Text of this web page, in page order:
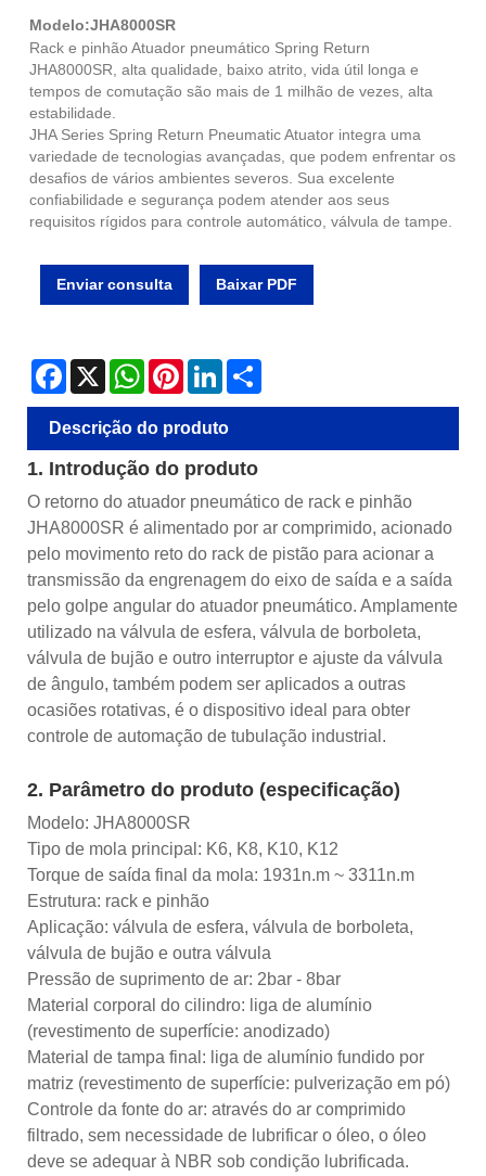
Modelo:JHA8000SR
Rack e pinhão Atuador pneumático Spring Return
JHA8000SR, alta qualidade, baixo atrito, vida útil longa e
tempos de comutação são mais de 1 milhão de vezes, alta
estabilidade.
JHA Series Spring Return Pneumatic Atuator integra uma
variedade de tecnologias avançadas, que podem enfrentar os
desafios de vários ambientes severos. Sua excelente
confiabilidade e segurança podem atender aos seus
requisitos rígidos para controle automático, válvula de tampe.
Enviar consulta Baixar PDF
Facebook
X WhatsAppPinterestLinkedIn
Descrição do produto
1. Introdução do produto
O retorno do atuador pneumático de rack e pinhão
JHA8000SR é alimentado por ar comprimido, acionado
pelo movimento reto do rack de pistão para acionar a
transmissão da engrenagem do eixo de saída e a saída
pelo golpe angular do atuador pneumático. Amplamente
utilizado na válvula de esfera, válvula de borboleta,
válvula de bujão e outro interruptor e ajuste da válvula
de ângulo, também podem ser aplicados a outras
ocasiões rotativas, é o dispositivo ideal para obter
controle de automação de tubulação industrial.
2. Parâmetro do produto (especificação)
Modelo: JHA8000SR
Tipo de mola principal: K6, K8, K10, K12
Torque de saída final da mola: 1931n.m ~ 3311n.m
Estrutura: rack e pinhão
Aplicação: válvula de esfera, válvula de borboleta,
válvula de bujão e outra válvula
Pressão de suprimento de ar: 2bar - 8bar
Material corporal do cilindro: liga de alumínio
(revestimento de superfície: anodizado)
Material de tampa final: liga de alumínio fundido por
matriz (revestimento de superfície: pulverização em pó)
Controle da fonte do ar: através do ar comprimido
filtrado, sem necessidade de lubrificar o óleo, o óleo
deve se adequar à NBR sob condição lubrificada.